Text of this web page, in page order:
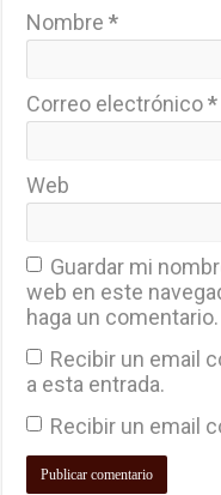
Nombre*
Correo electrónico*
Web
Guardar mi
web en este
haga un comentario.
Recibir un email
a esta entrada.
Recibir un email